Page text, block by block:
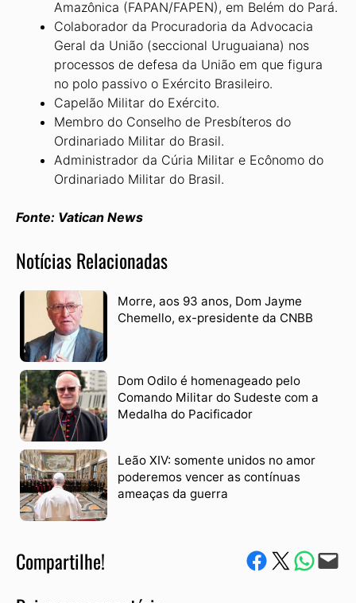
Amazônica (FAPAN/FAPEN), em Belém do Pará.
Colaborador da Procuradoria da Advocacia
Geral da União (seccional Uruguaiana) nos
processos de defesa da União em que figura
no polo passivo o Exército Brasileiro.
Capelão Militar do Exército.
Membro do Conselho de Presbíteros do
Ordinariado Militar do Brasil.
Administrador da Cúria Militar e Ecônomo do
Ordinariado Militar do Brasil.
Fonte: Vatican News
Notícias Relacionadas
Morre, aos 93 anos, Dom Jayme
Chemello, ex-presidente da CNBB
Dom Odilo é homenageado pelo
Comando Militar do Sudeste com a
Medalha do Pacificador
Leão XIV: somente unidos no amor
poderemos vencer as contínuas
ameaças da guerra
Compartilhe! Compartilhe no Facebook
Compartilhe no Twitter
Compartile via
Envie via e-mail